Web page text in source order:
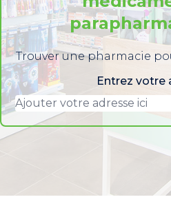
Trouver une pharmacie
Entrez votre